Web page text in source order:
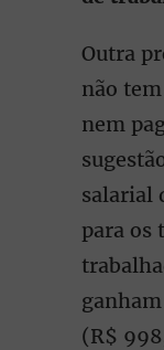
Outra
não
nem
salarial
para os
(R$